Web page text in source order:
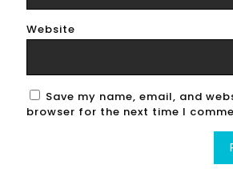
Website
Save my name, email, and
browser for the next time I